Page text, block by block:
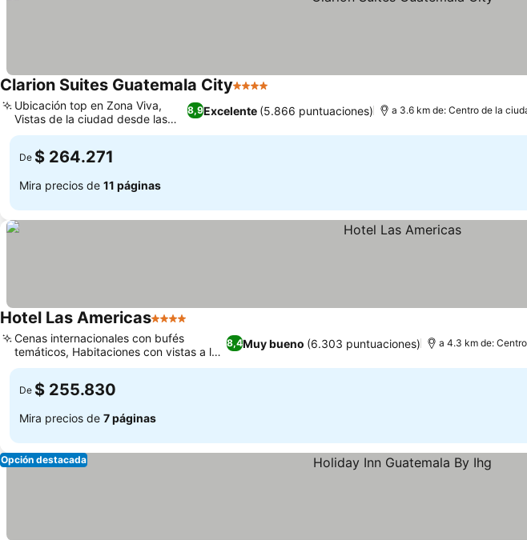
Clarion Suites Guatemala City4 Estrellas
8,9Excelente (5.866 puntuaciones)
Ubicación top en Zona Viva,
Vistas de la ciudad desde las
alturas
a 3.6 km de: Centro de la
De $ 264.271
Mira precios de 11 páginas
Hotel Las Americas4 Estrellas
8,4Muy bueno (6.303 puntuaciones)
Cenas internacionales con bufés
temáticos, Habitaciones con vistas a la
ciudad y volcanes
a 4.3 km de:
De $ 255.830
Mira precios de 7 páginas
Opción destacada